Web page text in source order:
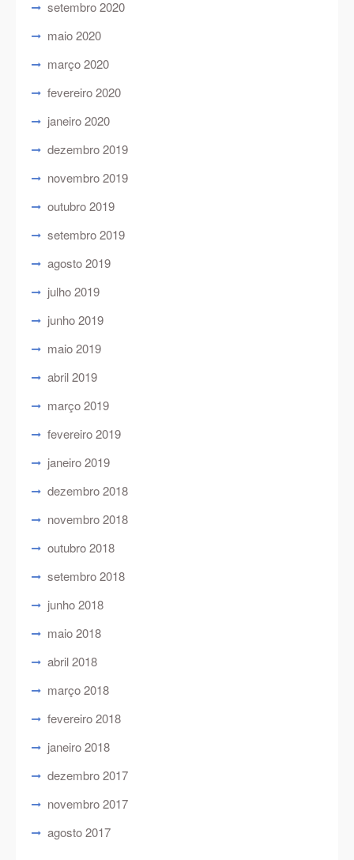
setembro 2020
maio 2020
março 2020
fevereiro 2020
janeiro 2020
dezembro 2019
novembro 2019
outubro 2019
setembro 2019
agosto 2019
julho 2019
junho 2019
maio 2019
abril 2019
março 2019
fevereiro 2019
janeiro 2019
dezembro 2018
novembro 2018
outubro 2018
setembro 2018
junho 2018
maio 2018
abril 2018
março 2018
fevereiro 2018
janeiro 2018
dezembro 2017
novembro 2017
agosto 2017